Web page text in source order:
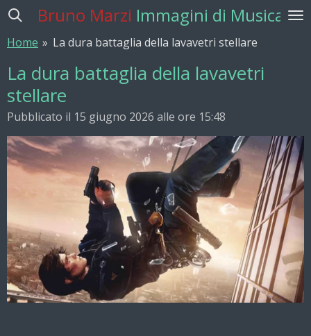
Vai
contenuto
principale
Bruno Marzi Immagini di Musica
Home » La dura battaglia della lavavetri stellare
La dura battaglia della lavavetri
stellare
Pubblicato il 15 giugno 2026 alle ore 15:48